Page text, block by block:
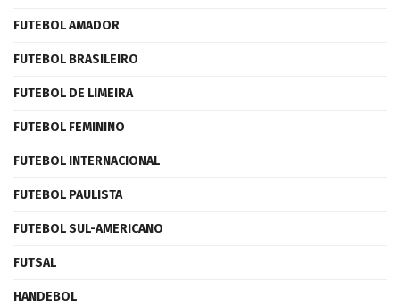
FUTEBOL AMADOR
FUTEBOL BRASILEIRO
FUTEBOL DE LIMEIRA
FUTEBOL FEMININO
FUTEBOL INTERNACIONAL
FUTEBOL PAULISTA
FUTEBOL SUL-AMERICANO
FUTSAL
HANDEBOL